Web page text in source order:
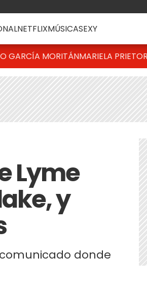
NETFLIXMÚSICASEXY
GARCÍA MORITÁNMARIELA PRIETO
Lyme
y
donde